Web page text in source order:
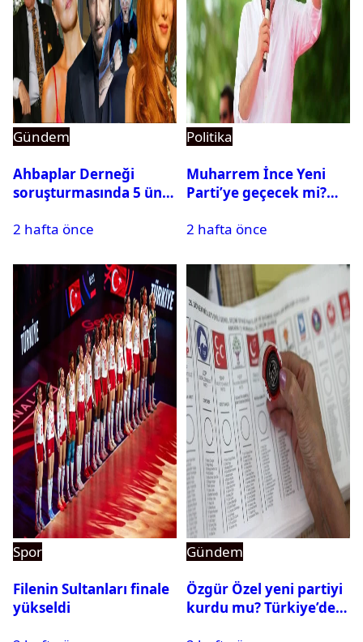
Gündem
Ahbaplar Derneği
soruşturmasında 5 ünlü
2 hafta önce
Politika
Muharrem İnce Yeni
Parti’ye geçecek mi?
2 hafta önce
Spor
Filenin Sultanları finale
yükseldi
Gündem
Özgür Özel yeni partiyi
kurdu mu? Türkiye’de